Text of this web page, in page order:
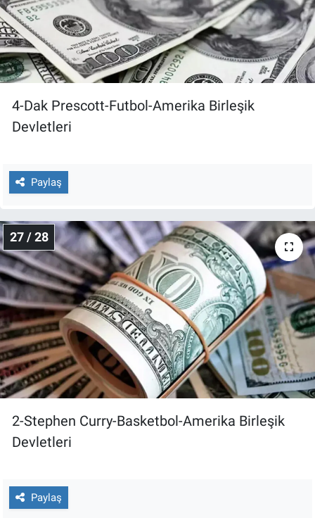
4-Dak Prescott-Futbol-Amerika Birleşik
Devletleri
Paylaş
27 / 28
2-Stephen Curry-Basketbol-Amerika Birleşik
Devletleri
Paylaş